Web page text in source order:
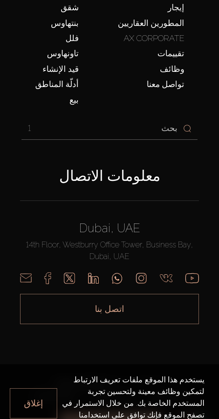
شقق
بنتهاوس
فلل
تاونهاوس
قيد الإنشاء
أدلّة المناطق
بيع
إيجار
المطورين العقاريين
AX CORPORATE
تقييمات
وظائف
تواصل معنا
1
معلومات الاتصال
Dubai, UAE
14th Floor, Westburry Office Tower, Business Bay,
Dubai, UAE
اتصل بنا
AX CAPITAL ©2026 جميع الحقوق محفوظة
سياسة الخصوصية خريطة الموقع
يستخدم هذا الموقع ملفات تعريف الارتباط
لتمكين وظائف معينة ولتحسين تجربة
المستخدم الخاصة بك. من خلال الاستمرار في
تصفح الموقع فإنك توافق على استخدامنا
إغلاق